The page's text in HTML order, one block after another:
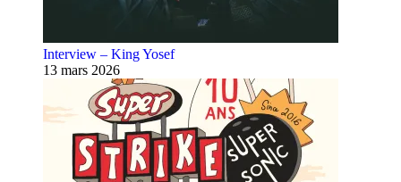
Interview – King Yosef
13 mars 2026